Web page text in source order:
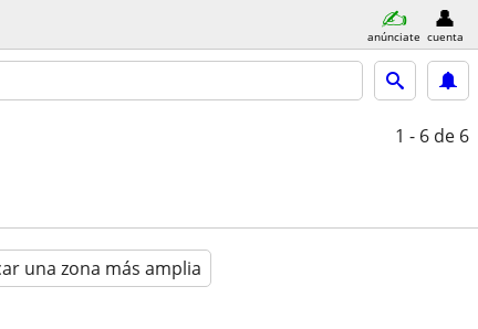
anúnciate cuenta
1 - 6 de 6
una zona más amplia